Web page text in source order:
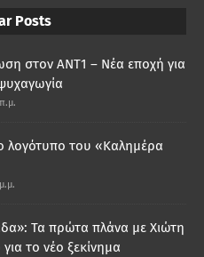
Posts
στον ΑΝΤ1 – Νέα εποχή για
λογότυπο του «Καλημέρα
Τα πρώτα πλάνα με Χιώτη
το νέο ξεκίνημα